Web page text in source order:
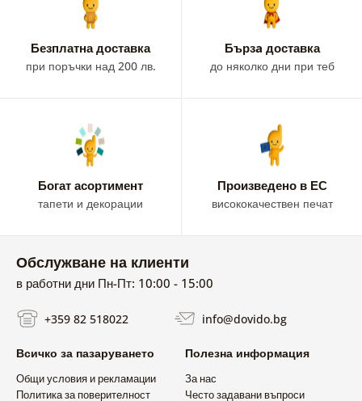
Безплатна доставка
при поръчки над 200 лв.
Бързa доставка
до няколко дни при теб
Богат асортимент
тапети и декорации
Произведено в ЕС
висококачествен печат
Обслужване на клиенти
в работни дни Пн-Пт: 10:00 - 15:00
+359 82 518022 info@dovido.bg
Всичко за пазаруването
Общи условия и рекламации
Политика за поверителност
Полезна информация
За нас
Често задавани въпроси